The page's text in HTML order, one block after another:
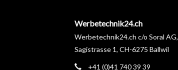
Werbetechnik24.ch
Werbetechnik24.ch c/o Soral AG,
Sagistrasse 1, CH-6275 Ballwil
+41 (0)41 740 39 39